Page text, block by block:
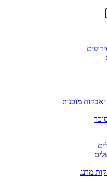
מוכנות
מרנג